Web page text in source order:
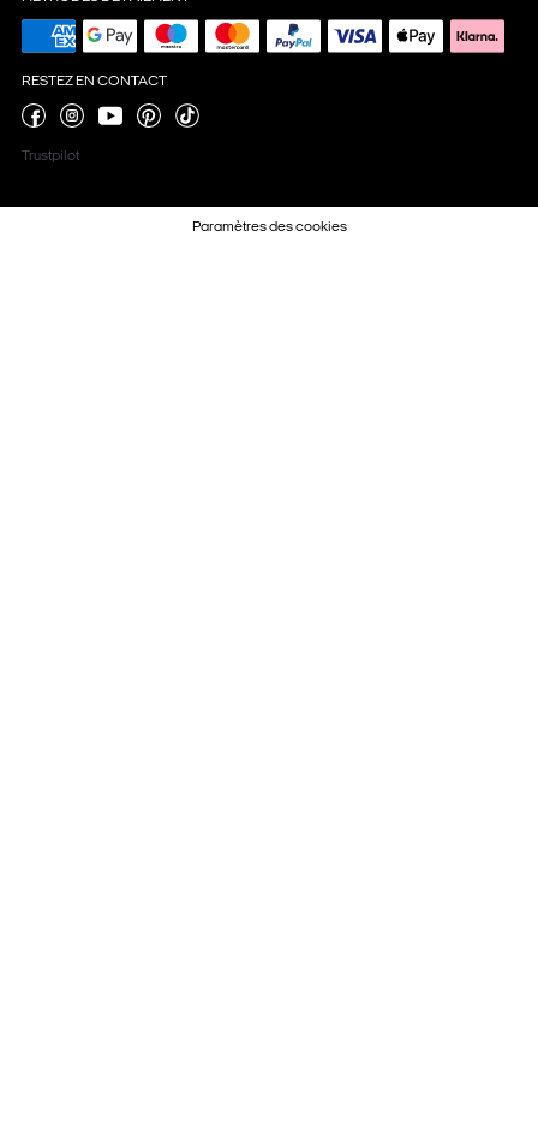
RESTEZ EN CONTACT
Trustpilot
Paramètres des cookies